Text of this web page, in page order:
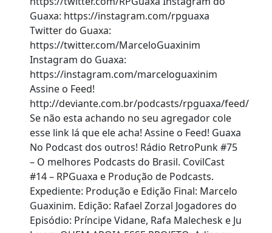
Guaxa: https://instagram.com/rpguaxa
Twitter do Guaxa:
https://twitter.com/MarceloGuaxinim
Instagram do Guaxa:
https://instagram.com/marceloguaxinim
Assine o Feed!
http://deviante.com.br/podcasts/rpguaxa/feed/
Se não esta achando no seu agregador cole
esse link lá que ele acha! Assine o Feed! Guaxa
No Podcast dos outros! Rádio RetroPunk #75
– O melhores Podcasts do Brasil. CovilCast
#14 – RPGuaxa e Produção de Podcasts.
Expediente: Produção e Edição Final: Marcelo
Guaxinim. Edição: Rafael Zorzal Jogadores do
Episódio: Príncipe Vidane, Rafa Malechesk e Ju